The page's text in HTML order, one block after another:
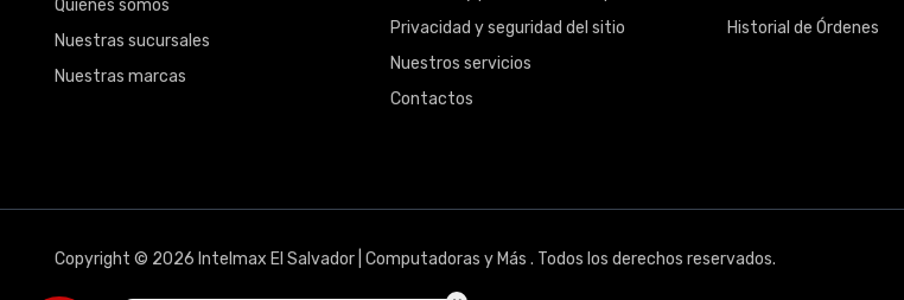
Quiénes somos
Nuestras sucursales
Nuestras marcas
Privacidad y seguridad del sitio
Nuestros servicios
Contactos
Historial de Órdenes
Copyright © 2026 Intelmax El Salvador | Computadoras y Más . Todos los derechos reservados.